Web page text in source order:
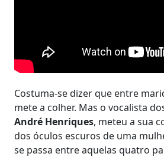
Costuma-se dizer que entre
mete a colher. Mas o vocalista
André Henriques, meteu a sua
dos óculos escuros de uma
se passa entre aquelas quatro